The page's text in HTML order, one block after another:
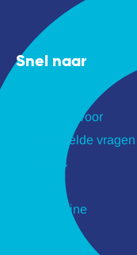
Snel naar
Wij zijn er voor
Veelgestelde vragen
Updates
Odin Online